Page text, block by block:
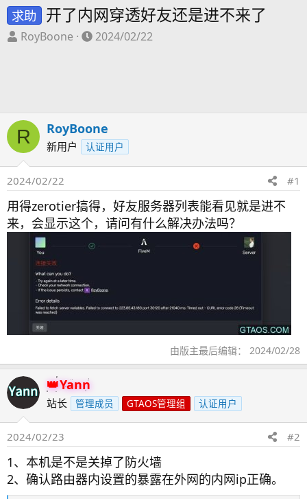
求助 开了内网穿透好友还是进不来了
主
RoyBoone
开
2024/02/22
R RoyBoone
新用户 认证用户
2024/02/22 #1
用得zerotier搞得，好友服务器列表能看见就是进不
来，会显示这个，请问有什么解决办法吗？
由版主最后编辑： 2024/02/28
Yann
站长 管理成员 GTAOS管理组 认证用户
2024/02/23 #2
1、本机是不是关掉了防火墙
2、确认路由器内设置的暴露在外网的内网ip正确。